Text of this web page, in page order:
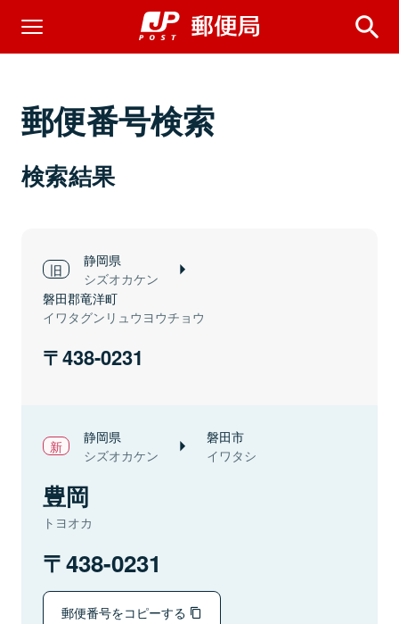
郵便番号検索
検索結果
静岡県
シズオカケン
磐田郡竜洋町
イワタグンリュウヨウチョウ
438-0231
静岡県
シズオカケン
磐田市
イワタシ
豊岡
トヨオカ
438-0231
郵便番号をコピーする